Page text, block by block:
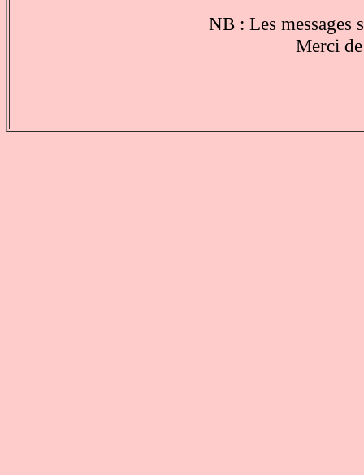
NB : Les messages
Merci